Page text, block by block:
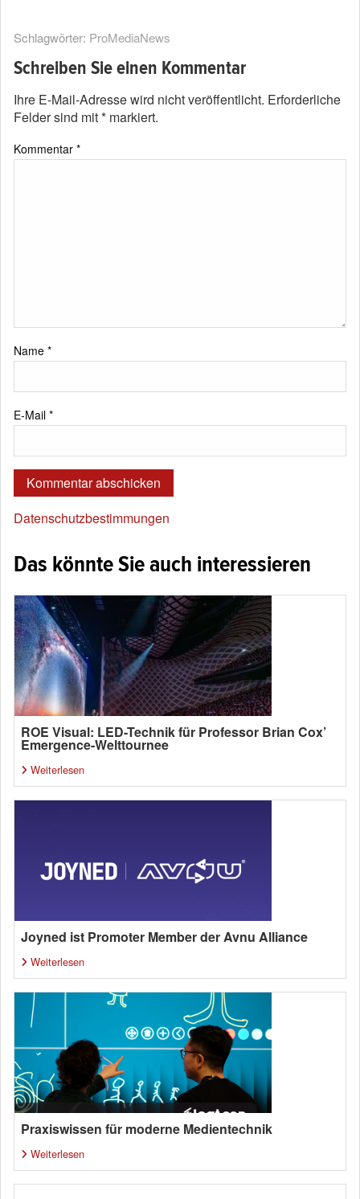
Schlagwörter: ProMediaNews
Schreiben Sie einen Kommentar
Ihre E-Mail-Adresse wird nicht veröffentlicht. Erforderliche
Felder sind mit* markiert.
Kommentar *
Name *
E-Mail *
Datenschutzbestimmungen
Das könnte Sie auch interessieren
ROE Visual: LED-Technik für Professor Brian Cox’
Emergence-Welttournee
Weiterlesen
Joyned ist Promoter Member der Avnu Alliance
Weiterlesen
Praxiswissen für moderne Medientechnik
Weiterlesen